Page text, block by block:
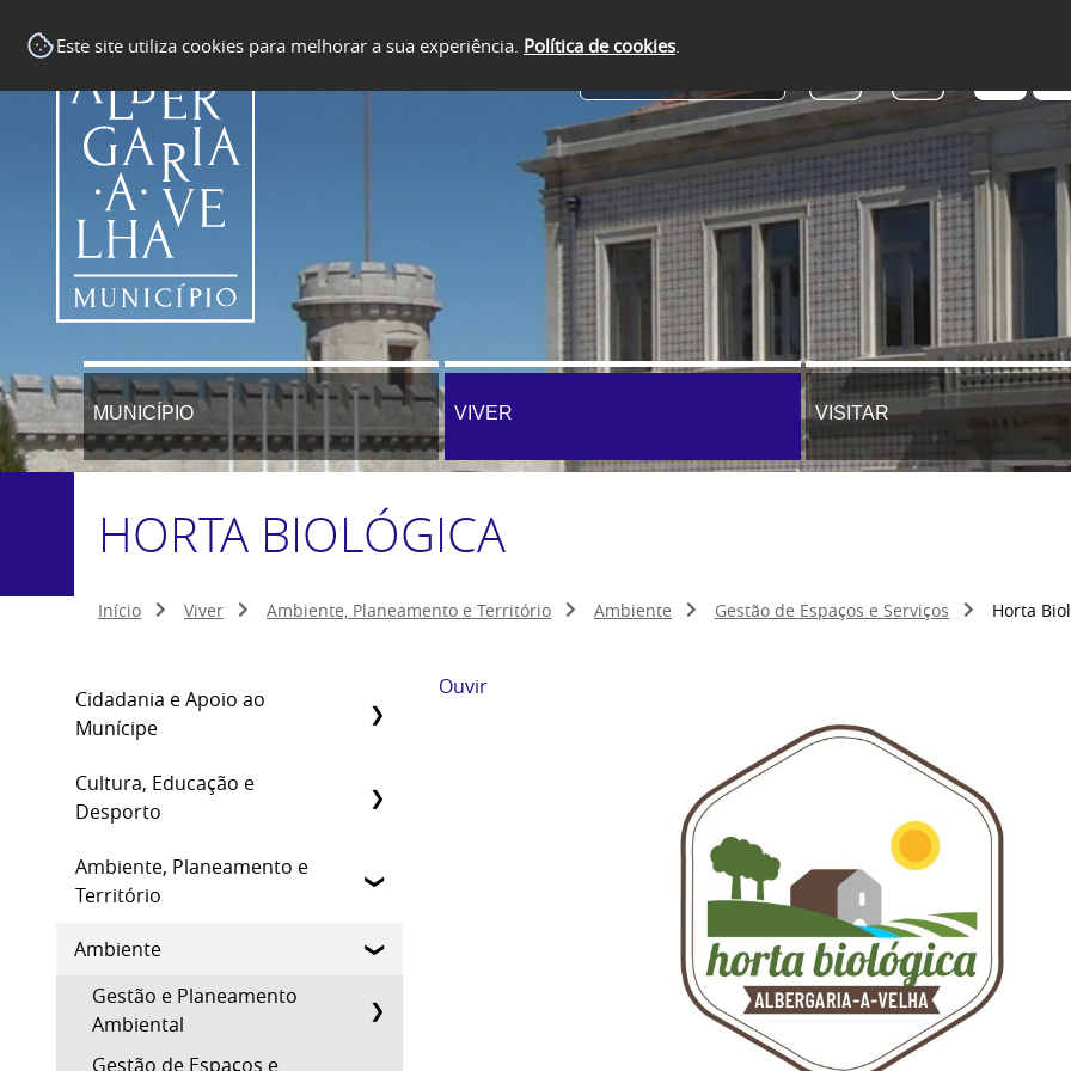
Este site utiliza cookies para melhorar a sua experiência. Política de cookies.
MUNICÍPIO VIVER VISITAR
HORTA BIOLÓGICA
Início Viver Ambiente, Planeamento e Território Ambiente Gestão de Espaços e Serviços Horta
Cidadania e Apoio ao
Munícipe
Cultura, Educação e
Desporto
Ambiente, Planeamento e
Território
Ambiente
Gestão e Planeamento
Ambiental
Gestão de Espaços e
Ouvir